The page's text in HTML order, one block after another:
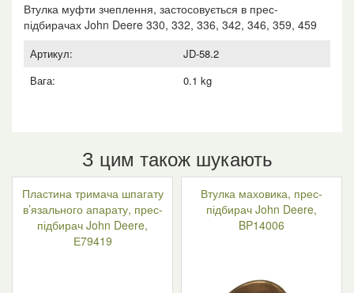
Втулка муфти зчеплення, застосовується в прес-
підбирачах John Deere 330, 332, 336, 342, 346, 359, 459
Артикул:
JD-58.2
Вага:
0.1 kg
З цим також шукають
Пластина тримача шпагату
в’язального апарату, прес-
підбирач John Deere,
Е79419
Втулка маховика, прес-
підбирач John Deere,
BP14006